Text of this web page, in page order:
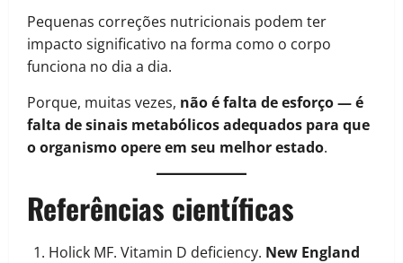
Pequenas correções nutricionais podem ter
impacto significativo na forma como o corpo
funciona no dia a dia.
Porque, muitas vezes, não é falta de esforço — é
falta de sinais metabólicos adequados para que
o organismo opere em seu melhor estado.
Referências científicas
Holick MF. Vitamin D deficiency. New England